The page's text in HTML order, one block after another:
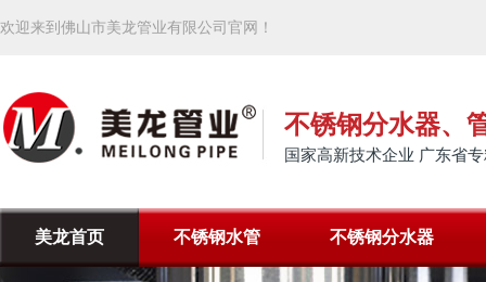
欢迎来到佛山市美龙管业有限公司官网！
不锈钢分水器、
国家高新技术企业 广东省
美龙首页 不锈钢水管 不锈钢分水器